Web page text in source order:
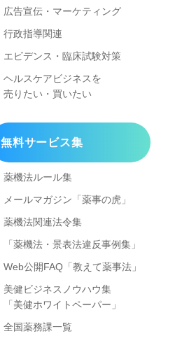
広告宣伝・マーケティング
行政指導関連
エビデンス・臨床試験対策
ヘルスケアビジネスを
売りたい・買いたい
無料サービス集
薬機法ルール集
メールマガジン「薬事の虎」
薬機法関連法令集
「薬機法・景表法違反事例集」
Web公開FAQ「教えて薬事法」
美健ビジネスノウハウ集
「美健ホワイトペーパー」
全国薬務課一覧